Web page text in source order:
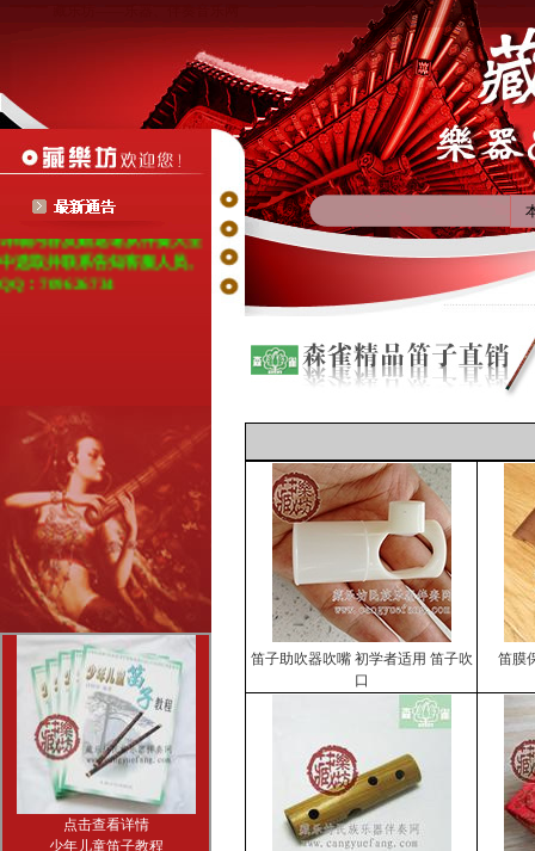
商！凡在本站购买的森雀乐
器，如7天内出现质量问题，
均包换包维修(邮费由本坊承
担)；如在三个月内出现质量
问题，免费维修！如在学习过
程中遇到问题，均可得到本坊
专业老师的指导！
可免费获取相关的伴奏光盘，
中选取并联系告知客服人员。
QQ：709626734
点击查看详情
少年儿童笛子教程
笛子助吹器吹嘴 初学者适用 笛子吹
口
笛膜